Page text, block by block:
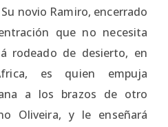
novio Ramiro, encerrado
que no necesita
rodeado de desierto, en
es quien empuja
a los brazos de otro
Oliveira, y le enseñará